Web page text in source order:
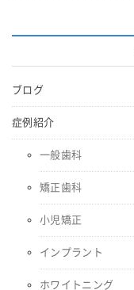
ブログ
症例紹介
一般歯科
矯正歯科
小児矯正
インプラント
ホワイトニング